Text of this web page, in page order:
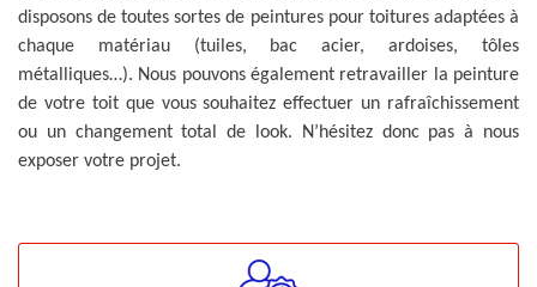
disposons de toutes sortes de peintures pour toitures adaptées à
chaque matériau (tuiles, bac acier, ardoises, tôles
métalliques…). Nous pouvons également retravailler la peinture
de votre toit que vous souhaitez effectuer un rafraîchissement
ou un changement total de look. N’hésitez donc pas à nous
exposer votre projet.